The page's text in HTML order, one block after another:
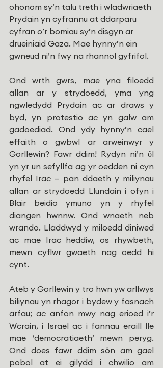
ohonom sy’n talu treth i wladwriaeth
Prydain yn cyfrannu at ddarparu
cyfran o’r bomiau sy’n disgyn ar
drueiniaid Gaza. Mae hynny’n ein
gwneud ni’n fwy na rhannol gyfrifol.
Ond wrth gwrs, mae yna filoedd
allan ar y strydoedd, yma yng
ngwledydd Prydain ac ar draws y
byd, yn protestio ac yn galw am
gadoediad. Ond ydy hynny’n cael
effaith o gwbwl ar arweinwyr y
Gorllewin? Fawr ddim! Rydyn ni’n ȏl
yn yr un sefyllfa ag yr oedden ni cyn
rhyfel Irac – pan ddaeth y miliynau
allan ar strydoedd Llundain i ofyn i
Blair beidio ymuno yn y rhyfel
diangen hwnnw. Ond wnaeth neb
wrando. Lladdwyd y miloedd diniwed
ac mae Irac heddiw, os rhywbeth,
mewn cyflwr gwaeth nag oedd hi
cynt.
Ateb y Gorllewin y tro hwn yw arllwys
biliynau yn rhagor i bydew y fasnach
arfau; ac anfon mwy nag erioed i’r
Wcrain, i Israel ac i fannau eraill lle
mae ‘democratiaeth’ mewn peryg.
Ond does fawr ddim sôn am gael
pobol at ei gilydd i chwilio am